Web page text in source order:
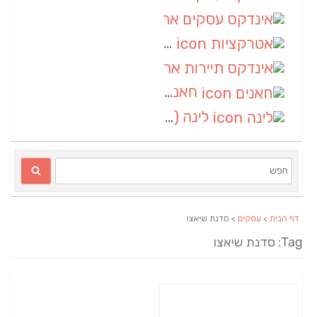
אטרקציות
חאנים
לינה (1)
דף הבית > עסקים > סדנת שיאצו
Tag: סדנת שיאצו